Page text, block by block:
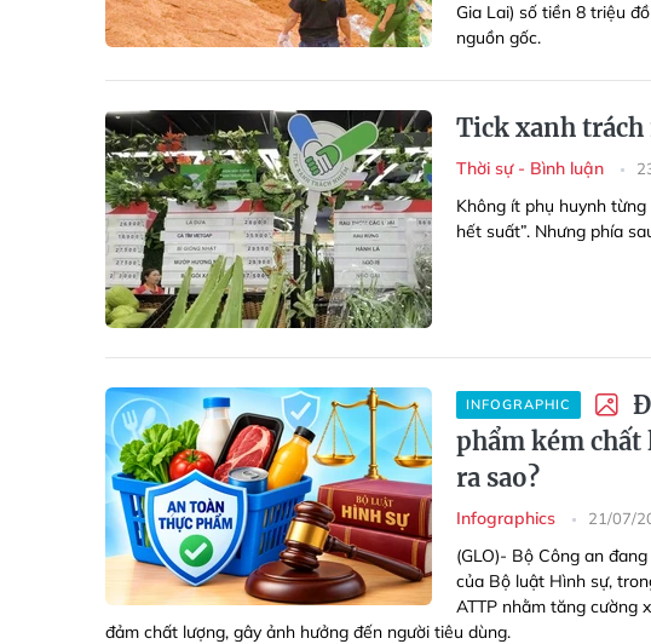
Gia Lai) số tiền 8 triệu
nguồn gốc.
Tick xanh
Thời sự - Bình luận
Không ít phụ huynh
hết suất”. Nhưng phía
INFOGRAPHIC
phẩm kém
ra sao?
Infographics 21/07/
(GLO)- Bộ Công an
của Bộ luật Hình sự,
ATTP nhằm tăng cường
đảm chất lượng, gây ảnh hưởng đến người tiêu dùng.